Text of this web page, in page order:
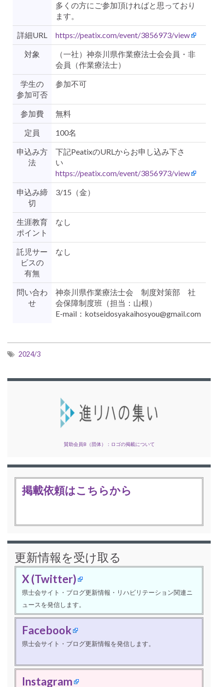
多くの方にご参加頂ければと思っており
ます。
詳細URL https://peatix.com/event/3856973/view
対象
（一社）神奈川県作業療法士会会員・非
会員（作業療法士）
学生の
参加可否
参加不可
参加費 無料
定員 100名
申込み方
法
下記PeatixのURLからお申し込み下さ
い
https://peatix.com/event/3856973/view
申込み締
切
3/15（金）
生涯教育
ポイント
なし
託児サー
ビスの
有無
なし
問い合わ
せ
神奈川県作業療法士会 制度対策部 社
会保障制度班（担当：山根）
E-mail：kotseidosyakaihosyou@gmail.com
2024/3
賛助会員B（団体）：ロゴの掲載について
掲載依頼はこちらから
更新情報を受け取る
X (Twitter)
県士会サイト・ブログ更新情報・リハビリテーション関連ニ
ュースを発信します。
Facebook
県士会サイト・ブログ更新情報を発信します。
Instagram